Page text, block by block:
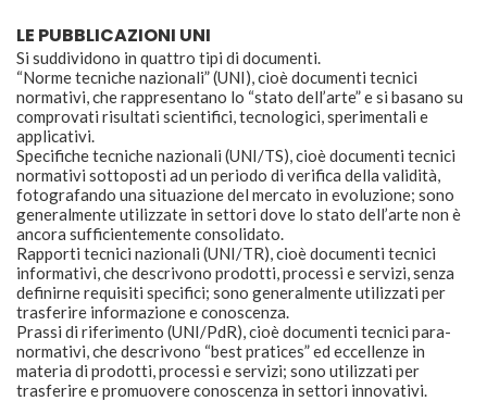
LE PUBBLICAZIONI UNI
Si suddividono in quattro tipi di documenti.
“Norme tecniche nazionali” (UNI), cioè documenti tecnici
normativi, che rappresentano lo “stato dell’arte” e si basano su
comprovati risultati scientifici, tecnologici, sperimentali e
applicativi.
Specifiche tecniche nazionali (UNI/TS), cioè documenti tecnici
normativi sottoposti ad un periodo di verifica della validità,
fotografando una situazione del mercato in evoluzione; sono
generalmente utilizzate in settori dove lo stato dell’arte non è
ancora sufficientemente consolidato.
Rapporti tecnici nazionali (UNI/TR), cioè documenti tecnici
informativi, che descrivono prodotti, processi e servizi, senza
definirne requisiti specifici; sono generalmente utilizzati per
trasferire informazione e conoscenza.
Prassi di riferimento (UNI/PdR), cioè documenti tecnici para-
normativi, che descrivono “best pratices” ed eccellenze in
materia di prodotti, processi e servizi; sono utilizzati per
trasferire e promuovere conoscenza in settori innovativi.